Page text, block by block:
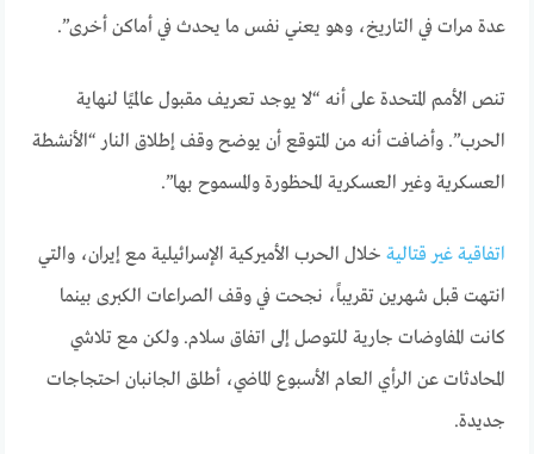
عدة مرات في التاريخ، وهو يعني نفس ما يحدث في أماكن أخرى”.
تنص الأمم المتحدة على أنه “لا يوجد تعريف مقبول عالميًا لنهاية
الحرب”. وأضافت أنه من المتوقع أن يوضح وقف إطلاق النار “الأنشطة
العسكرية وغير العسكرية المحظورة والمسموح بها”.
اتفاقية غير قتالية خلال الحرب الأميركية الإسرائيلية مع إيران، والتي
انتهت قبل شهرين تقريباً، نجحت في وقف الصراعات الكبرى بينما
كانت المفاوضات جارية للتوصل إلى اتفاق سلام. ولكن مع تلاشي
المحادثات عن الرأي العام الأسبوع الماضي، أطلق الجانبان احتجاجات
جديدة.